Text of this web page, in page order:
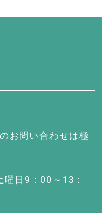
お問い合わせは極
日9：00～13：